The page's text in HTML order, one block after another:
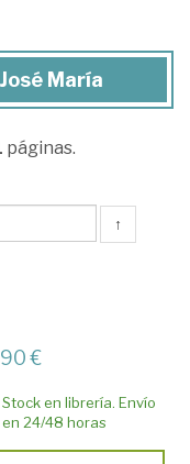
María
páginas.
↑
€
Stock en librería. Envío
en 24/48 horas